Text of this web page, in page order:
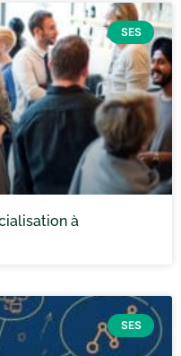
SES
à
SES